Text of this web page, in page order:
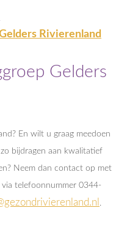
Rivierenland
Gelders
En wilt u graag meedoen
bijdragen aan kwalitatief
Neem dan contact op met
telefoonnummer 0344-
.